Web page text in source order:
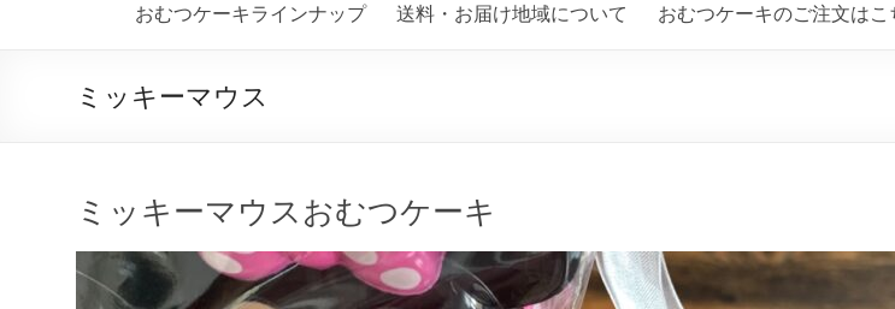
おむつケーキラインナップ 送料・お届け地域について おむつケーキのご注文はこ
ミッキーマウス
ミッキーマウスおむつケーキ